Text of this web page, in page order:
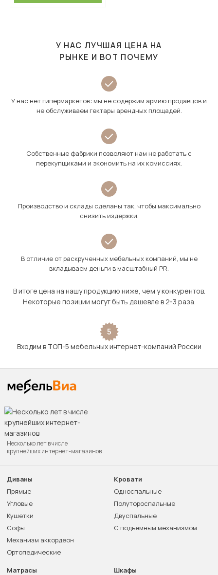
У НАС ЛУЧШАЯ ЦЕНА НА
РЫНКЕ И ВОТ ПОЧЕМУ
У нас нет гипермаркетов: мы не содержим армию продавцов и
не обслуживаем гектары арендных площадей.
Собственные фабрики позволяют нам не работать с
перекупщиками и экономить на их комиссиях.
Производство и склады сделаны так, чтобы максимально
снизить издержки.
В отличие от раскрученных мебельных компаний, мы не
вкладываем деньги в масштабный PR.
В итоге цена на нашу продукцию ниже, чем у конкурентов.
Некоторые позиции могут быть дешевле в 2-3 раза.
5
Входим в ТОП-5 мебельных интернет-компаний России
Несколько лет в числе
крупнейших интернет-магазинов
Диваны
Прямые
Угловые
Кушетки
Софы
Механизм аккордеон
Ортопедические
Кровати
Односпальные
Полутороспальные
Двуспальные
С подъемным механизмом
Матрасы
Шкафы